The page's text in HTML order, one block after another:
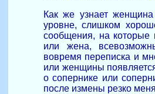
Как же узнает
уровне, слишком
сообщения, на которые
или жена,
вовремя переписка и
или женщины
о сопернике или
после измены резко